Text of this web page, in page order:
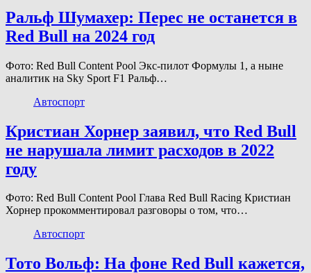
Ральф Шумахер: Перес не останется в
Red Bull на 2024 год
Фото: Red Bull Content Pool Экс-пилот Формулы 1, а ныне
аналитик на Sky Sport F1 Ральф…
Автоспорт
Кристиан Хорнер заявил, что Red Bull
не нарушала лимит расходов в 2022
году
Фото: Red Bull Content Pool Глава Red Bull Racing Кристиан
Хорнер прокомментировал разговоры о том, что…
Автоспорт
Тото Вольф: На фоне Red Bull кажется,